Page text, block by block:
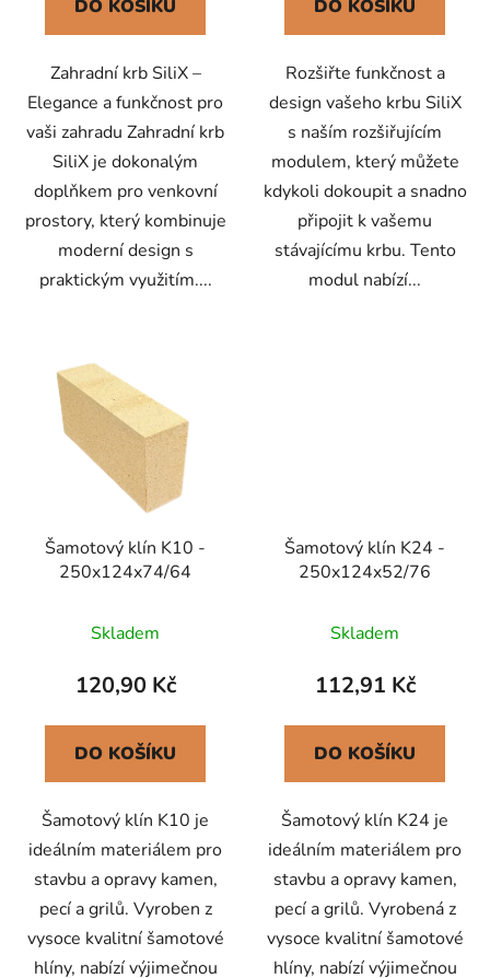
DO KOŠÍKU
Zahradní krb SiliX –
Elegance a funkčnost pro
vaši zahradu Zahradní krb
SiliX je dokonalým
doplňkem pro venkovní
prostory, který kombinuje
moderní design s
praktickým využitím....
DO KOŠÍKU
Rozšiřte funkčnost a
design vašeho krbu SiliX
s naším rozšiřujícím
modulem, který můžete
kdykoli dokoupit a snadno
připojit k vašemu
stávajícímu krbu. Tento
modul nabízí...
Šamotový klín K10 -
250x124x74/64
Skladem
120,90 Kč
DO KOŠÍKU
Šamotový klín K10 je
ideálním materiálem pro
stavbu a opravy kamen,
pecí a grilů. Vyroben z
vysoce kvalitní šamotové
hlíny, nabízí výjimečnou
Šamotový klín K24 -
250x124x52/76
Skladem
112,91 Kč
DO KOŠÍKU
Šamotový klín K24 je
ideálním materiálem pro
stavbu a opravy kamen,
pecí a grilů. Vyrobená z
vysoce kvalitní šamotové
hlíny, nabízí výjimečnou